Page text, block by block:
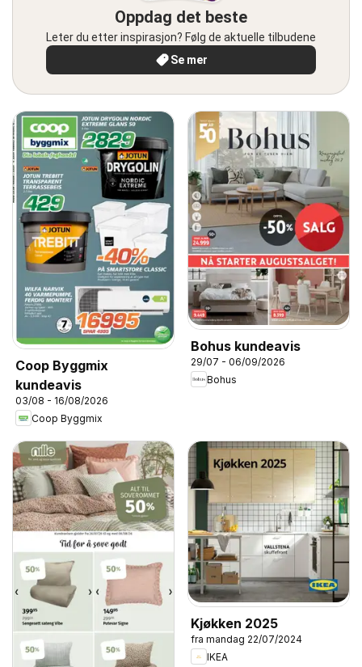
Oppdag det beste
Leter du etter inspirasjon? Følg de aktuelle tilbudene
Se mer
Coop Byggmix
kundeavis
03/08 - 16/08/2026
Coop Byggmix
Bohus kundeavis
29/07 - 06/09/2026
Bohus
Kjøkken 2025
fra mandag 22/07/2024
IKEA